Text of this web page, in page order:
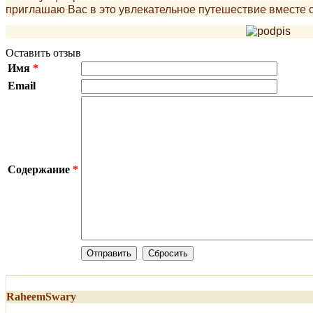
приглашаю Вас в это увлекательное путешествие вместе
Оставить отзыв
Имя *
Email
Содержание *
RaheemSwary